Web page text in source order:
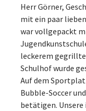
Herr Görner,
mit ein paar
war vollgepackt
leckerem
Schulhof wurde
Auf dem
Bubble-Soccer
betätigen.